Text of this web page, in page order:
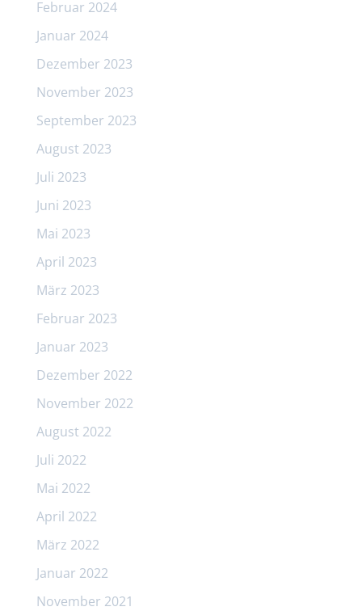
Februar 2024
Januar 2024
Dezember 2023
November 2023
September 2023
August 2023
Juli 2023
Juni 2023
Mai 2023
April 2023
März 2023
Februar 2023
Januar 2023
Dezember 2022
November 2022
August 2022
Juli 2022
Mai 2022
April 2022
März 2022
Januar 2022
November 2021